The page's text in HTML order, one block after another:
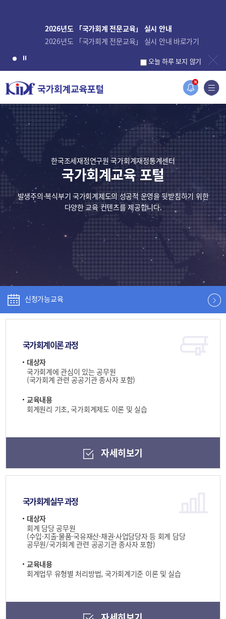
N
2026년도 「국가회계 전문교육」 실시 안내
2026년도 「국가회계 전문교육」 실시 안내 바로가기
오늘 하루 보지 않기
한국조세재정연구원 국가회계재정통계센터
국가회계교육 포털
발생주의·복식부기 국가회계제도의 성공적 운영을 뒷받침하기 위한
다양한 교육 컨텐츠를 제공합니다.
신청가능교육
국가회계이론 과정
대상자
국가회계에 관심이 있는 공무원
(국가회계 관련 공공기관 종사자 포함)
교육내용
회계원리 기초, 국가회계제도 이론 및 실습
자세히보기
국가회계실무 과정
대상자
회계 담당 공무원
(수입·지출·물품·국유재산·채권·사업담당자 등 회계 담당
공무원/국가회계 관련 공공기관 종사자 포함)
교육내용
회계업무 유형별 처리방법, 국가회계기준 이론 및 실습